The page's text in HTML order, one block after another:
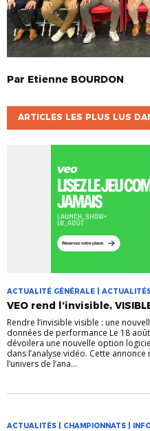
Par Etienne BOURDON
ARTICLES LES PLUS LUS
ACTUALITÉ GÉNÉRALE |
VEO rend l’invisible,
Rendre l’invisible visible : une
données de performance Le 18
dévoilera une nouvelle option
dans l’analyse vidéo. Cette
l’univers de l’ana...
ACTUALITÉS | CHAMPIONNATS |